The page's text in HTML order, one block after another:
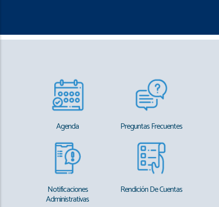
Agenda Preguntas Frecuentes
Notificaciones
Administrativas
Rendición De Cuentas